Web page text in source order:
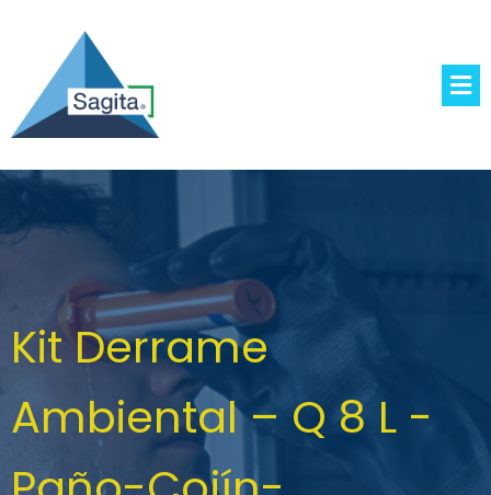
Kit Derrame
Ambiental – Q 8 L -